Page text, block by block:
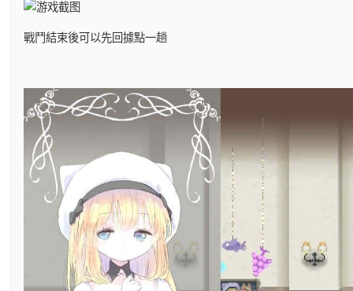
戰鬥結束後可以先回據點一趟